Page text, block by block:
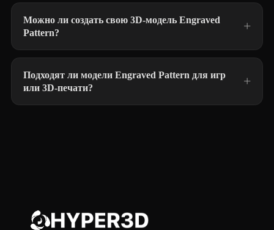
Можно ли создать свою 3D-модель Engraved
Pattern?
Подходят ли модели Engraved Pattern для игр
или 3D-печати?